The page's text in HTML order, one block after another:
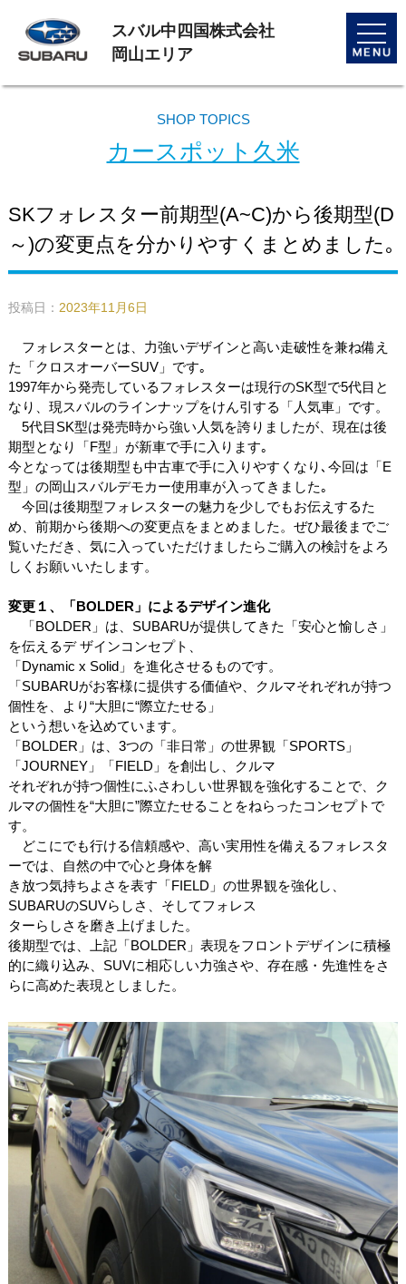
toggle
スバル中四国株式会社
岡山エリア
SHOP TOPICS
カースポット久米
SKフォレスター前期型(A~C)から後期型(D
～)の変更点を分かりやすくまとめました｡
投稿日： 2023年11月6日
フォレスターとは、力強いデザインと高い走破性を兼ね備え
た「クロスオーバーSUV」です｡
1997年から発売しているフォレスターは現行のSK型で5代目と
なり、現スバルのラインナップをけん引する「人気車」です。
5代目SK型は発売時から強い人気を誇りましたが、現在は後
期型となり「F型」が新車で手に入ります｡
今となっては後期型も中古車で手に入りやすくなり､今回は「E
型」の岡山スバルデモカー使用車が入ってきました｡
今回は後期型フォレスターの魅力を少しでもお伝えするた
め、前期から後期への変更点をまとめました。ぜひ最後までご
覧いただき、気に入っていただけましたらご購入の検討をよろ
しくお願いいたします。
変更１、「BOLDER」によるデザイン進化
「BOLDER」は、SUBARUが提供してきた「安心と愉しさ」
を伝えるデ ザインコンセプト、
「Dynamic x Solid」を進化させるものです。
「SUBARUがお客様に提供する価値や、クルマそれぞれが持つ
個性を、より“大胆に“際立たせる」
という想いを込めています。
「BOLDER」は、3つの「非日常」の世界観「SPORTS」
「JOURNEY」「FIELD」を創出し、クルマ
それぞれが持つ個性にふさわしい世界観を強化することで、ク
ルマの個性を“大胆に”際立たせることをねらったコンセプトで
す。
どこにでも行ける信頼感や、高い実用性を備えるフォレスタ
ーでは、自然の中で心と身体を解
き放つ気持ちよさを表す「FIELD」の世界観を強化し、
SUBARUのSUVらしさ、そしてフォレス
ターらしさを磨き上げました。
後期型では、上記「BOLDER」表現をフロントデザインに積極
的に織り込み、SUVに相応しい力強さや、存在感・先進性をさ
らに高めた表現としました。